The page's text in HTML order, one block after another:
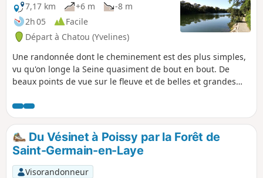
7,17 km
+6 m
-8 m
2h 05
Facile
Départ à Chatou (Yvelines)
Une randonnée dont le cheminement est des plus simples,
vu qu'on longe la Seine quasiment de bout en bout. De
beaux points de vue sur le fleuve et de belles et grandes
Du Vésinet à Poissy par la Forêt de
Saint-Germain-en-Laye
Visorandonneur